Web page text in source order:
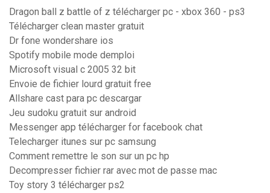
Dragon ball z battle of z télécharger pc - xbox 360 - ps3
Télécharger clean master gratuit
Dr fone wondershare ios
Spotify mobile mode demploi
Microsoft visual c 2005 32 bit
Envoie de fichier lourd gratuit free
Allshare cast para pc descargar
Jeu sudoku gratuit sur android
Messenger app télécharger for facebook chat
Telecharger itunes sur pc samsung
Comment remettre le son sur un pc hp
Decompresser fichier rar avec mot de passe mac
Toy story 3 télécharger ps2